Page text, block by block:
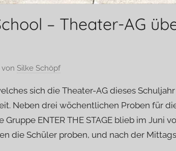
– Theater-AG
von Silke Schöpf
welches sich die Theater-AG dieses
Neben drei wöchentlichen Proben für
Gruppe ENTER THE STAGE blieb im Juni
die Schüler proben, und nach der